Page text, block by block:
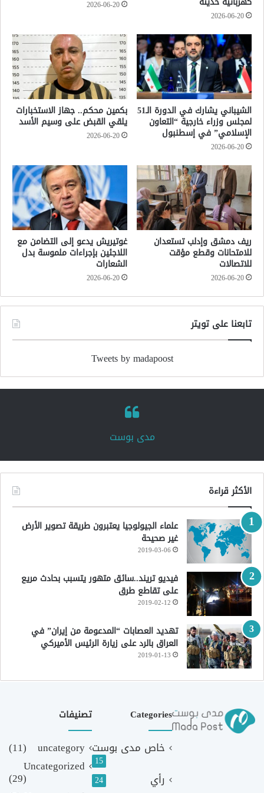
2026-06-20
2026-06-20
الشيباني يشارك في الدورة الـ51
لمجلس وزراء خارجية “التعاون
الإسلامي” في إسطنبول
2026-06-20
بكمين محكم.. جهاز الاستخبارات
يلقي القبض على وسيم الأسد
2026-06-20
ريف دمشق وإدلب تستعدان
للامتحانات وقطع مؤقت
للاتصالات
2026-06-20
غوتيريش يدعو إلى التضامن مع
اللاجئين بإجراءات ملموسة بدل
الشعارات
2026-06-20
تابعنا على تويتر
Tweets by madapoost
‏مدى بوست‏
الأكثر قراءة
علماء الجيولوجيا يعتبرون طريقة تصوير الأرض
غير صحيحة
2019-03-06
فيديو تريند..سائق متهور يتسبب بحادث مريع
على تقاطع طرق
2019-02-12
تهديد العصابات “المدعومة من إيران” في
العراق بالرد على زيارة الرئيس الأميركي
2019-01-13
Categories
خاص مدى بوست
15
رأي 24
تصنيفات
uncategory
(11)
Uncategorized
(29)